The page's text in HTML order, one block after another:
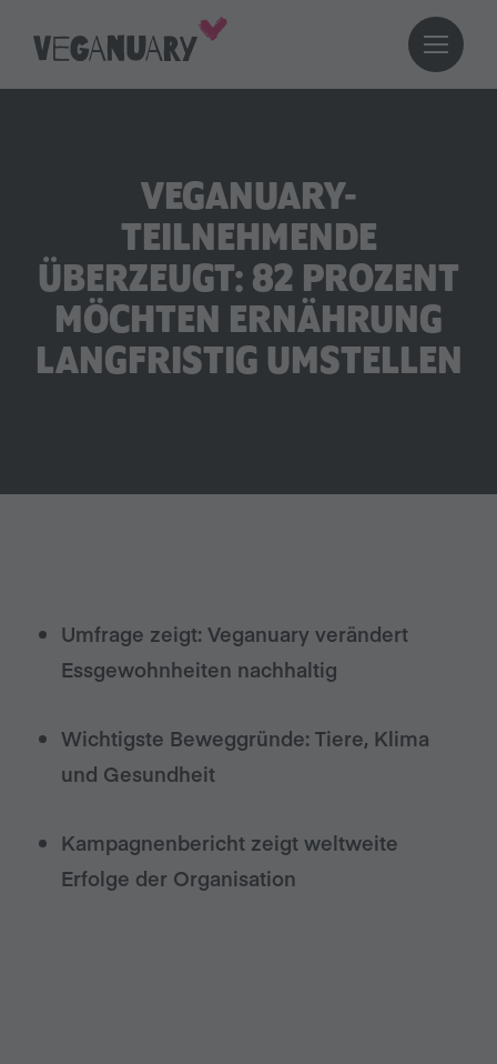
VEGANUARY-
TEILNEHMENDE
ÜBERZEUGT: 82 PROZENT
MÖCHTEN ERNÄHRUNG
LANGFRISTIG UMSTELLEN
Umfrage zeigt: Veganuary verändert
Essgewohnheiten nachhaltig
Wichtigste Beweggründe: Tiere, Klima
und Gesundheit
Kampagnenbericht zeigt weltweite
Erfolge der Organisation